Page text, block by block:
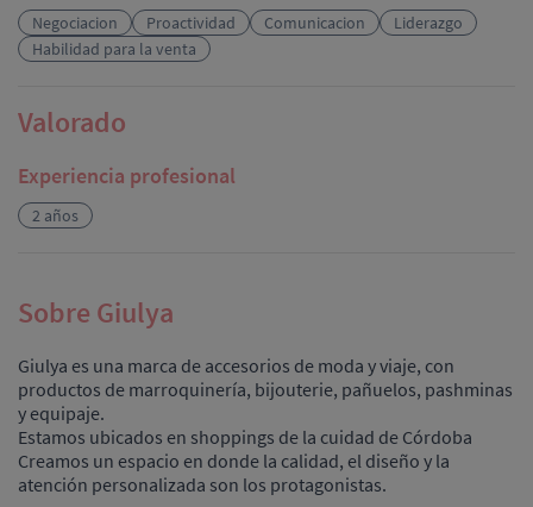
Negociacion Proactividad Comunicacion
Liderazgo
Habilidad para la venta
Valorado
Experiencia profesional
2 años
Sobre Giulya
Giulya es una marca de accesorios de moda y viaje, con
productos de marroquinería, bijouterie, pañuelos, pashminas
y equipaje.
Estamos ubicados en shoppings de la cuidad de Córdoba
Creamos un espacio en donde la calidad, el diseño y la
atención personalizada son los protagonistas.